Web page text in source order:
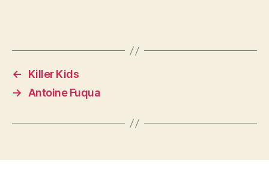
←
Killer Kids
→
Antoine Fuqua